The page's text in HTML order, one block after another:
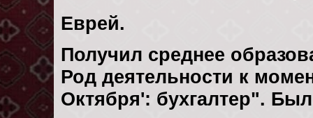
Еврей.
Получил среднее
Род деятельности к
Октября': бухгалтер".